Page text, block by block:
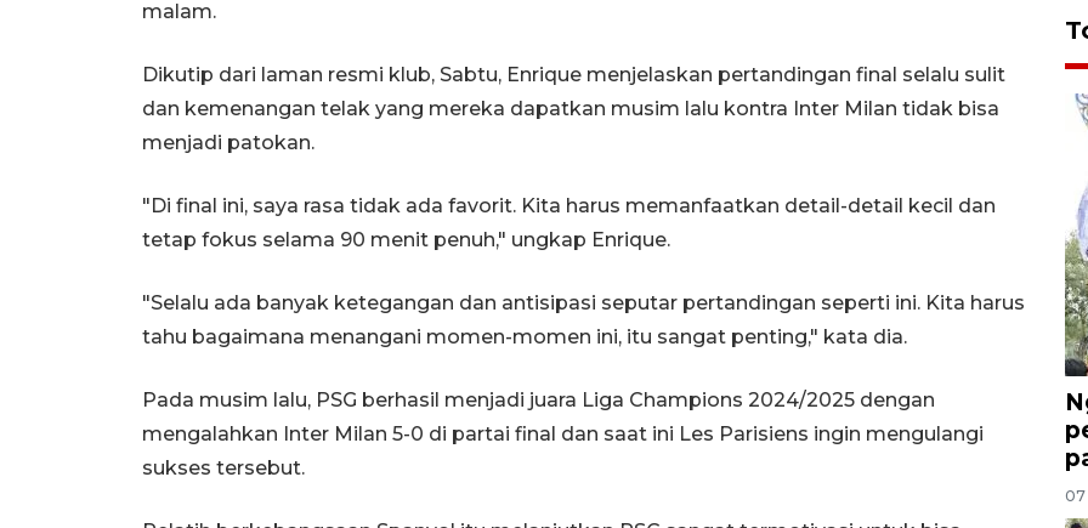
malam.
Dikutip dari laman resmi klub, Sabtu, Enrique menjelaskan pertandingan final selalu sulit
dan kemenangan telak yang mereka dapatkan musim lalu kontra Inter Milan tidak bisa
menjadi patokan.
"Di final ini, saya rasa tidak ada favorit. Kita harus memanfaatkan detail-detail kecil dan
tetap fokus selama 90 menit penuh," ungkap Enrique.
"Selalu ada banyak ketegangan dan antisipasi seputar pertandingan seperti ini. Kita harus
tahu bagaimana menangani momen-momen ini, itu sangat penting," kata dia.
Pada musim lalu, PSG berhasil menjadi juara Liga Champions 2024/2025 dengan
mengalahkan Inter Milan 5-0 di partai final dan saat ini Les Parisiens ingin mengulangi
sukses tersebut.
07